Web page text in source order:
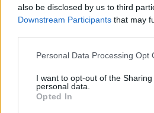
also be disclosed by us to third
Downstream Participants that may
Personal Data Processing Opt
I want to opt-out of the
personal data.
Opted In
ΠΕΡΙΣΣΌΤΕΡΑ ΣΕ ΑΥΤΉ